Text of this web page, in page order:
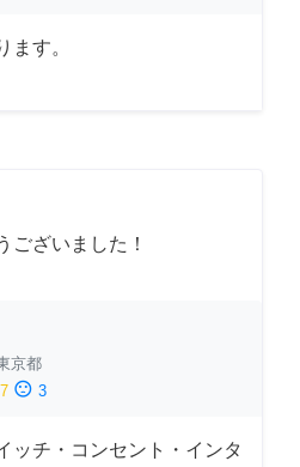
ます。
ございました！
京都
sentiment_dissatisfied 3
ッチ・コンセント・インタ